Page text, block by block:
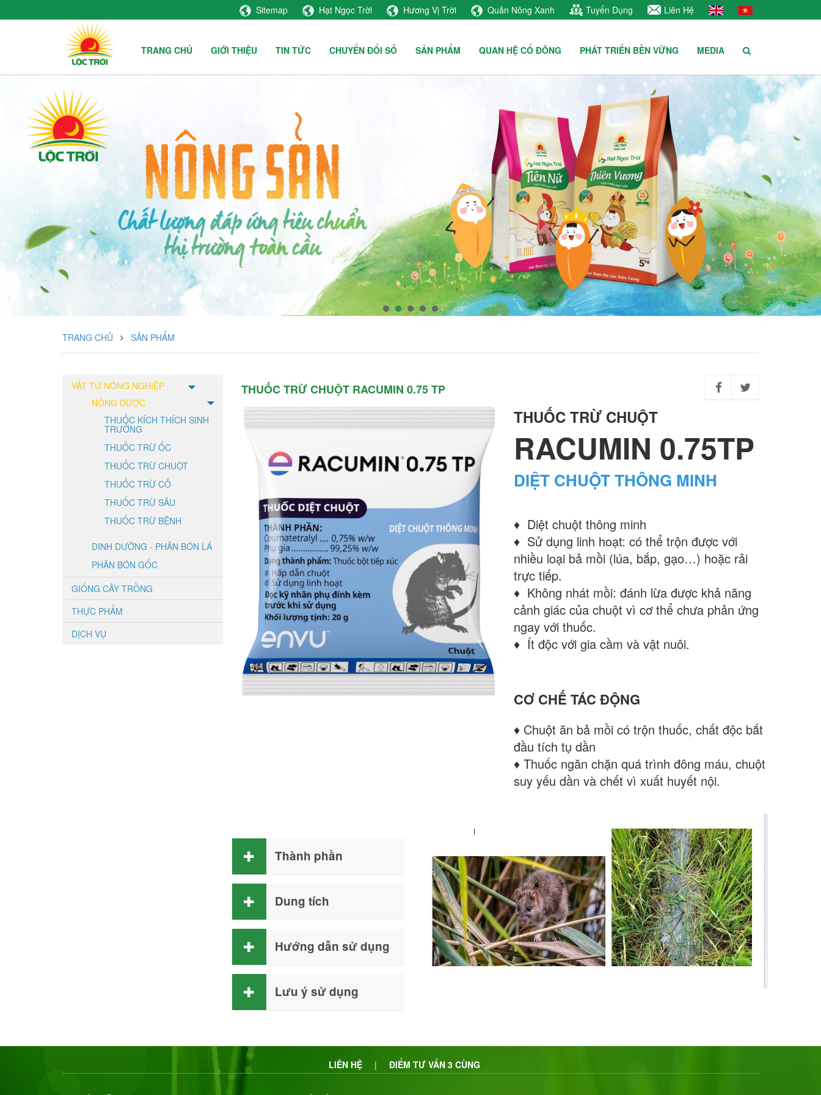
Sitemap Hạt Ngọc Trời Hương Vị Trời Quản Nông Xanh Tuyển Dụng Liên Hệ
TRANG CHỦ GIỚI THIỆU TIN TỨC CHUYỂN ĐỔI SỐ SẢN PHẨM QUAN HỆ CỔ ĐÔNG PHÁT TRIỂN BỀN VỮNG MEDIA
TRANG CHỦ SẢN PHẨM
VẬT TƯ NÔNG NGHIỆP
NÔNG DƯỢC
THUỐC KÍCH THÍCH SINH
TRƯỞNG
THUỐC TRỪ ỐC
THUỐC TRỪ CHUỘT
THUỐC TRỪ CỎ
THUỐC TRỪ SÂU
THUỐC TRỪ BỆNH
DINH DƯỠNG - PHÂN BÓN LÁ
PHÂN BÓN GỐC
GIỐNG CÂY TRỒNG
THỰC PHẨM
DỊCH VỤ
THUỐC TRỪ CHUỘT RACUMIN 0.75 TP
THUỐC TRỪ CHUỘT
RACUMIN 0.75TP
DIỆT CHUỘT THÔNG MINH
♦ Diệt chuột thông minh
♦ Sử dụng linh hoạt: có thể trộn được với
nhiều loại bả mồi (lúa, bắp, gạo…) hoặc rải
trực tiếp.
♦ Không nhát mồi: đánh lừa được khả năng
cảnh giác của chuột vì cơ thể chưa phản ứng
ngay với thuốc.
♦ Ít độc với gia cầm và vật nuôi.
CƠ CHẾ TÁC ĐỘNG
♦ Chuột ăn bả mồi có trộn thuốc, chất độc bắt
đầu tích tụ dần
♦ Thuốc ngăn chặn quá trình đông máu, chuột
suy yếu dần và chết vì xuất huyết nội.
Thành phần
Dung tích
Hướng dẫn sử dụng
Lưu ý sử dụng
LIÊN HỆ | ĐIỂM TƯ VẤN 3 CÙNG